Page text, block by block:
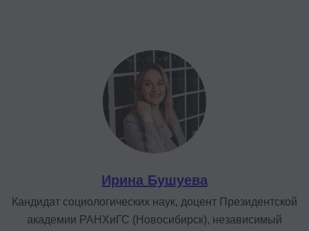
Ирина Бушуева
Кандидат социологических наук, доцент Президентской
академии РАНХиГС (Новосибирск), независимый